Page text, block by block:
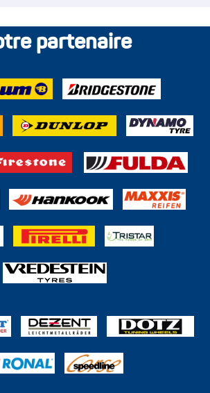
d’un côté !
en toute sécurité !
partenaire